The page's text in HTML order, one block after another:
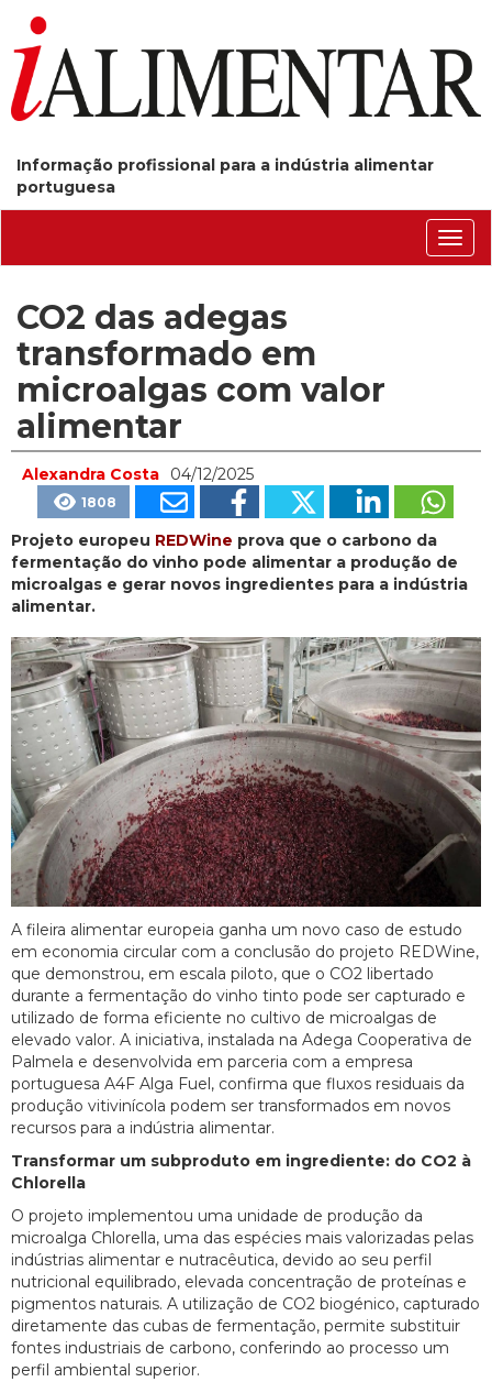
Informação profissional para a indústria alimentar
portuguesa
CO2 das adegas
transformado em
microalgas com valor
alimentar
Alexandra Costa 04/12/2025
1808
Projeto europeu REDWine prova que o carbono da
fermentação do vinho pode alimentar a produção de
microalgas e gerar novos ingredientes para a indústria
alimentar.
A fileira alimentar europeia ganha um novo caso de estudo
em economia circular com a conclusão do projeto REDWine,
que demonstrou, em escala piloto, que o CO2 libertado
durante a fermentação do vinho tinto pode ser capturado e
utilizado de forma eficiente no cultivo de microalgas de
elevado valor. A iniciativa, instalada na Adega Cooperativa de
Palmela e desenvolvida em parceria com a empresa
portuguesa A4F Alga Fuel, confirma que fluxos residuais da
produção vitivinícola podem ser transformados em novos
recursos para a indústria alimentar.
Transformar um subproduto em ingrediente: do CO2 à
Chlorella
O projeto implementou uma unidade de produção da
microalga Chlorella, uma das espécies mais valorizadas pelas
indústrias alimentar e nutracêutica, devido ao seu perfil
nutricional equilibrado, elevada concentração de proteínas e
pigmentos naturais. A utilização de CO2 biogénico, capturado
diretamente das cubas de fermentação, permite substituir
fontes industriais de carbono, conferindo ao processo um
perfil ambiental superior.